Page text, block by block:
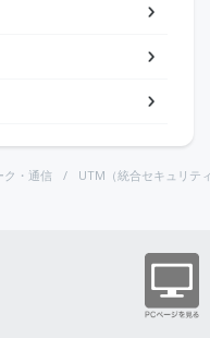
ク・通信 UTM（統合セキュリテ